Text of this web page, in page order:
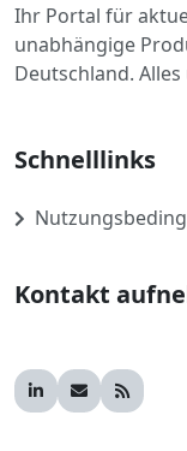
Ihr Portal für
unabhängige
Deutschland.
Schnelllinks
Kontakt